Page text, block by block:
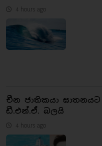
4 hours ago
චීන ජාතිකයා
ඩී.එන්.ඒ. බලයි
4 hours ago